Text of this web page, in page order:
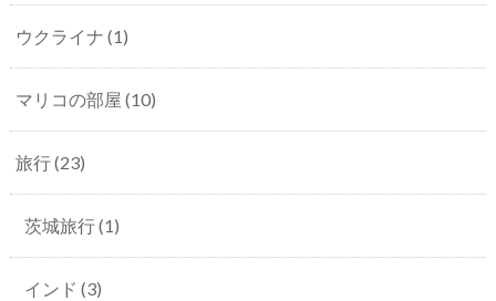
ウクライナ (1)
マリコの部屋 (10)
旅行(23)
茨城旅行(1)
インド (3)